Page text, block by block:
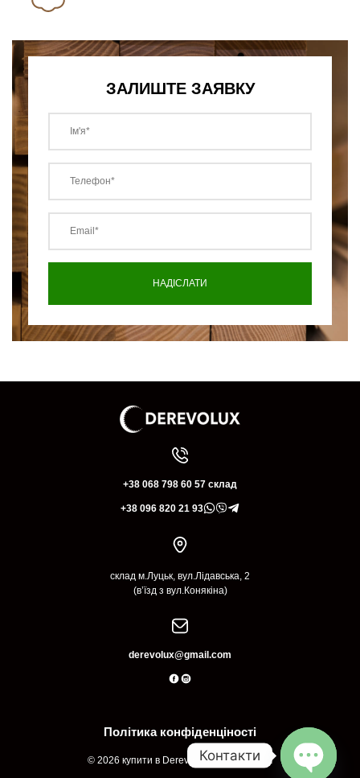
ЗАЛИШТЕ ЗАЯВКУ
+38 068 798 60 57 склад
+38 096 820 21 93
склад м.Луцьк, вул.Лідавська, 2
(в’їзд з вул.Конякіна)
derevolux@gmail.com
Політика конфіденціності
© 2026 купити в Derevolux Луцьк Україна
Контакти